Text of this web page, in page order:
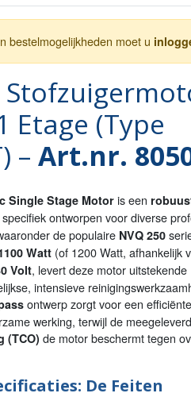
bestelmogelijkheden moet u
Etage (Type
– Art.nr.
Single Stage Motoris een
ontworpen voor diverse
de populaire NVQ 250
Watt(of 1200 Watt, afhankelijk
Volt, levert deze motor uitstekende
intensieve
ontwerp zorgt voor een efficiënte
werking, terwijl de
(TCO) de motor beschermt tegen
De Feiten